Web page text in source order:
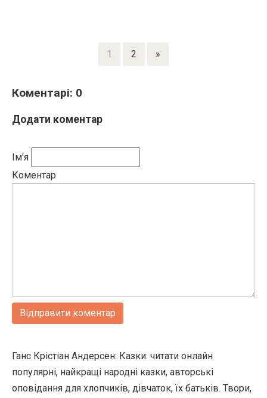
1 2 »
Коментарі: 0
Додати коментар
Ім'я
Коментар
Ганс Крістіан Андерсен: Казки: читати онлайн
популярні, найкращі народні казки, авторські
оповідання для хлопчиків, дівчаток, їх батьків. Твори,